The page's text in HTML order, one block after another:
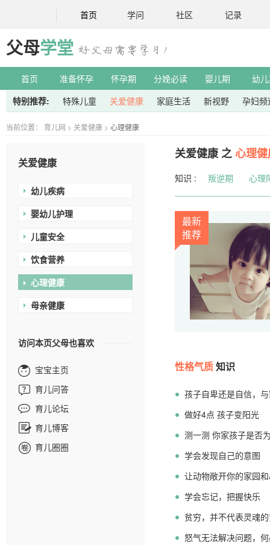
首页 学问 社区 记录
父母学堂
首页 准备怀孕 怀孕期 分娩必读 婴儿期
幼
特别推荐:
特殊儿童 关爱健康 家庭生活 新视野 孕妇频
当前位置： 育儿网 > 关爱健康 > 心理健康
关爱健康
幼儿疾病
婴幼儿护理
儿童安全
饮食营养
心理健康
母亲健康
访问本页父母也喜欢
宝宝主页
育儿问答
育儿论坛
育儿博客
育儿圈圈
关爱健康 之心理
知识 : 叛逆期 心理
最新
推荐
性格气质知识
孩子自卑还是自信，
做好4点 孩子变阳光
测一测 你家孩子是否
学会发现自己的意图
让动物敞开你的家园
学会忘记，把握快乐
贫穷，并不代表灵魂
怒气无法解决问题，